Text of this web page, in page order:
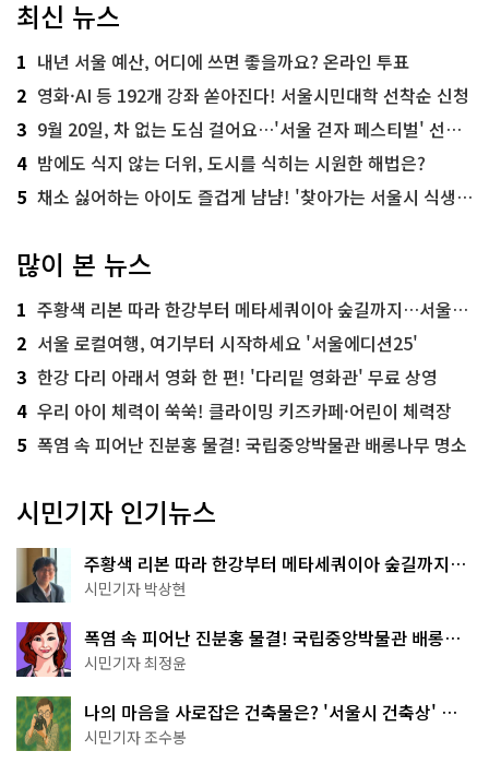
최신 뉴스
1 내년 서울 예산, 어디에 쓰면 좋을까요? 온라인 투표
2 영화·AI 등 192개 강좌 쏟아진다! 서울시민대학 선착순 신청
3 9월 20일, 차 없는 도심 걸어요…'서울 걷자 페스티벌' 선착순 5천명
4 밤에도 식지 않는 더위, 도시를 식히는 시원한 해법은?
5 채소 싫어하는 아이도 즐겁게 냠냠! '찾아가는 서울시 식생활 교육' 현장
많이 본 뉴스
1 주황색 리본 따라 한강부터 메타세쿼이아 숲길까지…서울둘레길 15코스
2 서울 로컬여행, 여기부터 시작하세요 '서울에디션25'
3 한강 다리 아래서 영화 한 편! '다리밑 영화관' 무료 상영
4 우리 아이 체력이 쑥쑥! 클라이밍 키즈카페·어린이 체력장
5 폭염 속 피어난 진분홍 물결! 국립중앙박물관 배롱나무 명소
시민기자 인기뉴스
주황색 리본 따라 한강부터 메타세쿼이아 숲길까지…
서울둘레길 15코스
시민기자 박상현
폭염 속 피어난 진분홍 물결! 국립중앙박물관 배롱나
무 명소
시민기자 최정윤
나의 마음을 사로잡은 건축물은? '서울시 건축상' 수
상작 공개!
시민기자 조수봉